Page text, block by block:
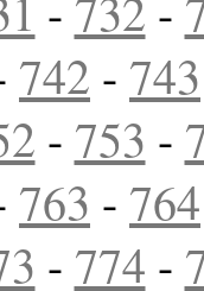
742 - 743
- 753 -
763 - 764
- 774 -